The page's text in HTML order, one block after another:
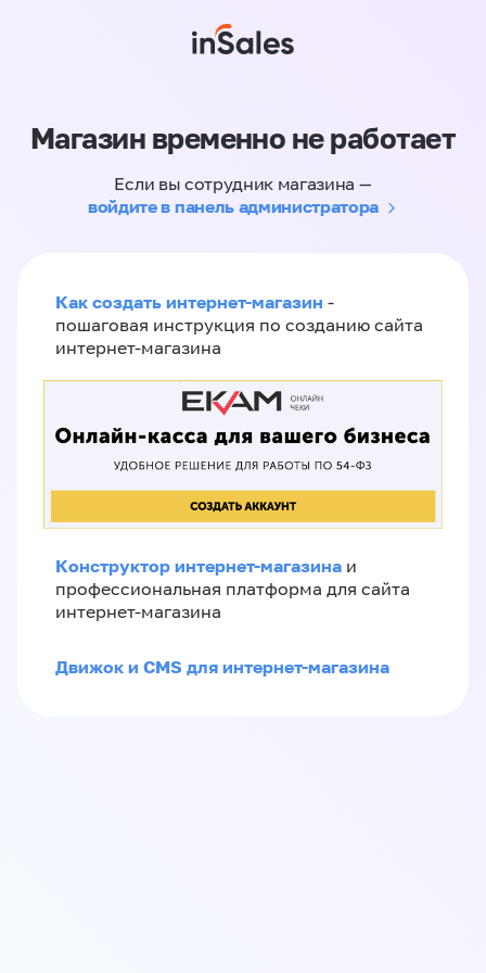
Магазин временно не работает
Если вы сотрудник магазина —
войдите в панель администратора
Как создать интернет-магазин -
пошаговая инструкция по созданию сайта
интернет-магазина
Конструктор интернет-магазина и
профессиональная платформа для сайта
интернет-магазина
Движок и CMS для интернет-магазина